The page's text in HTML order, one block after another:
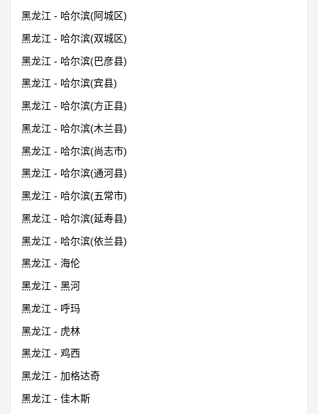
黑龙江 - 哈尔滨(阿城区)
黑龙江 - 哈尔滨(双城区)
黑龙江 - 哈尔滨(巴彦县)
黑龙江 - 哈尔滨(宾县)
黑龙江 - 哈尔滨(方正县)
黑龙江 - 哈尔滨(木兰县)
黑龙江 - 哈尔滨(尚志市)
黑龙江 - 哈尔滨(通河县)
黑龙江 - 哈尔滨(五常市)
黑龙江 - 哈尔滨(延寿县)
黑龙江 - 哈尔滨(依兰县)
黑龙江 - 海伦
黑龙江 - 黑河
黑龙江 - 呼玛
黑龙江 - 虎林
黑龙江 - 鸡西
黑龙江 - 加格达奇
黑龙江 - 佳木斯